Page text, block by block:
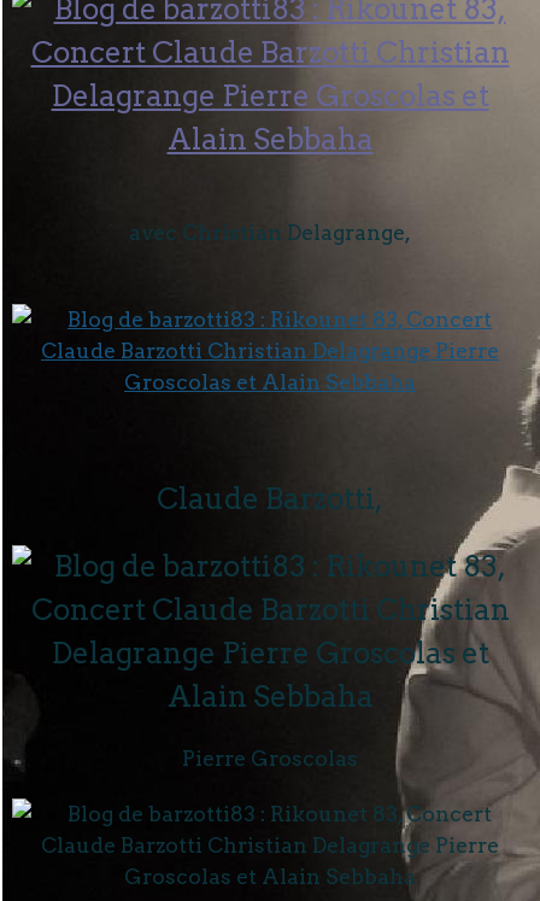
avec Christian Delagrange,
Claude Barzotti,
Pierre Groscolas